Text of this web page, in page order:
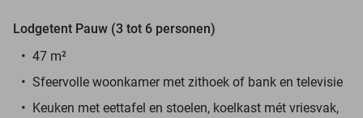
Lodgetent Pauw (3 tot 6 personen)
47 m²
Sfeervolle woonkamer met zithoek of bank en televisie
Keuken met eettafel en stoelen, koelkast mét vriesvak,